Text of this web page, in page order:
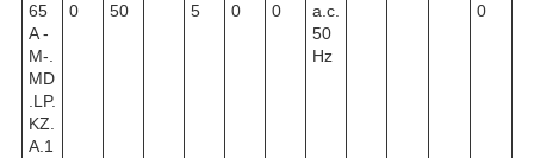
65
A -
M-.
MD
.LP.
KZ.
A.1
0
50
5
0
0
a.c.
50
Hz
0